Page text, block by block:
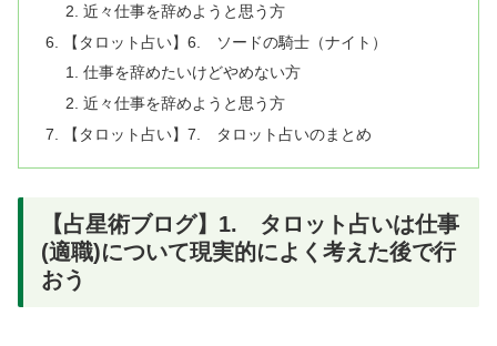
近々仕事を辞めようと思う方
【タロット占い】6. ソードの騎士（ナイト）
仕事を辞めたいけどやめない方
近々仕事を辞めようと思う方
【タロット占い】7. タロット占いのまとめ
【占星術ブログ】1. タロット占いは仕事
(適職)について現実的によく考えた後で行
おう